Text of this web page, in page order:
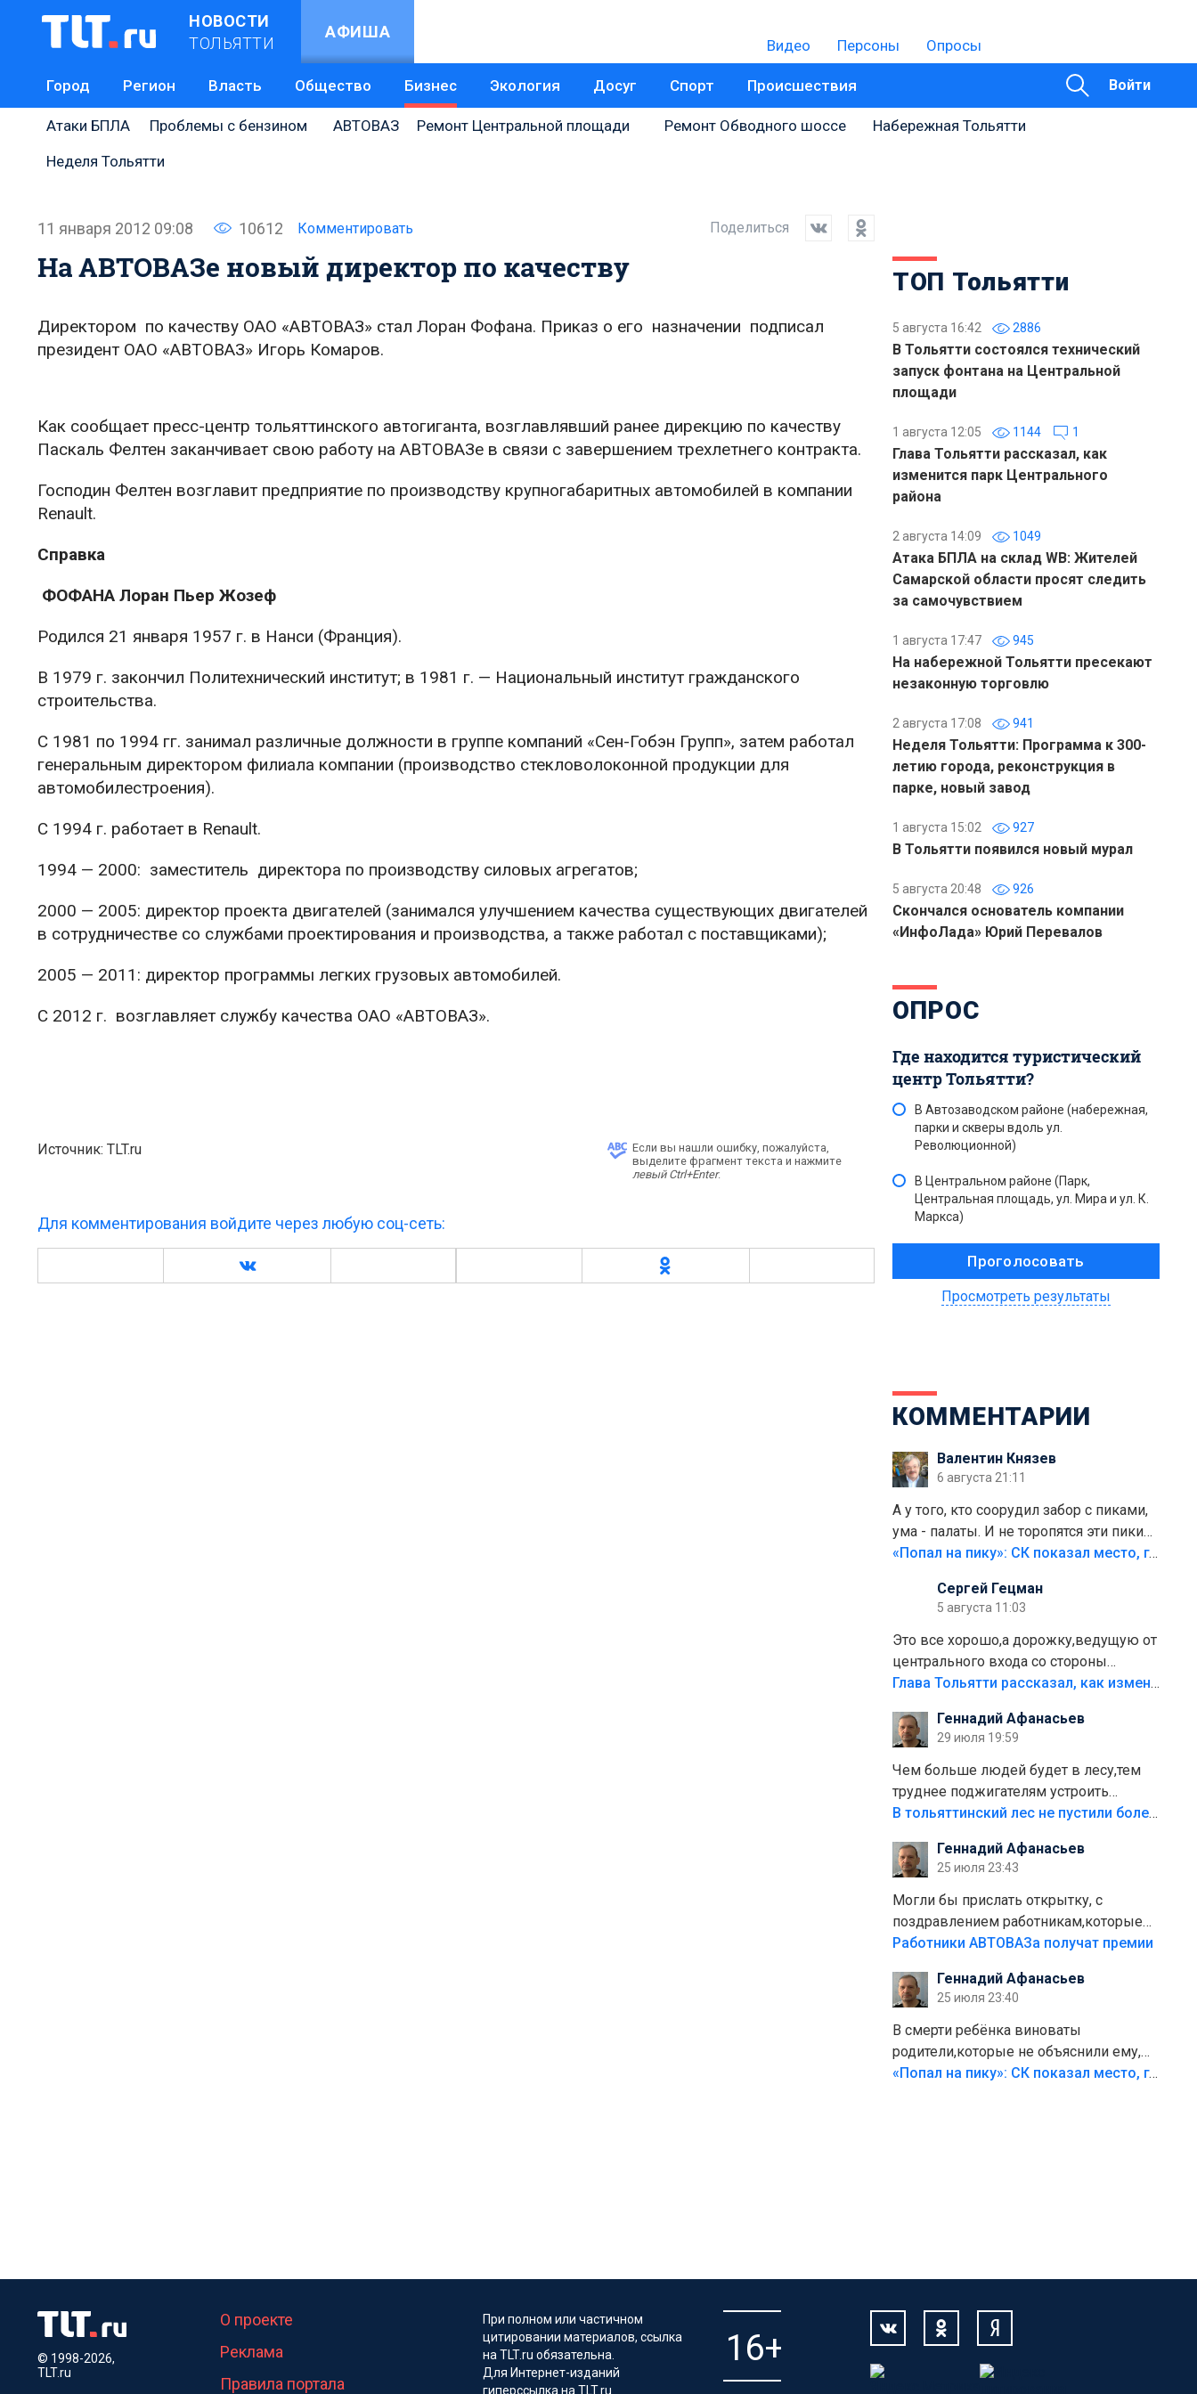
НОВОСТИ
ТОЛЬЯТТИ
АФИША
Видео Персоны Опросы
Город Регион Власть Общество Бизнес Экология Досуг Спорт Происшествия Войти
Атаки БПЛА Проблемы с бензином АВТОВАЗ Ремонт Центральной площади Ремонт Обводного шоссе
Набережная Тольятти
Неделя Тольятти
11 января 2012 09:08 10612 Комментировать Поделиться
На АВТОВАЗе новый директор по качеству
Директором по качеству ОАО «АВТОВАЗ» стал Лоран Фофана. Приказ о его назначении подписал
президент ОАО «АВТОВАЗ» Игорь Комаров.
Как сообщает пресс-центр тольяттинского автогиганта, возглавлявший ранее дирекцию по качеству
Паскаль Фелтен заканчивает свою работу на АВТОВАЗе в связи с завершением трехлетнего контракта.
Господин Фелтен возглавит предприятие по производству крупногабаритных автомобилей в компании
Renault.
Справка
ФОФАНА Лоран Пьер Жозеф
Родился 21 января 1957 г. в Нанси (Франция).
В 1979 г. закончил Политехнический институт; в 1981 г. — Национальный институт гражданского
строительства.
С 1981 по 1994 гг. занимал различные должности в группе компаний «Сен-Гобэн Групп», затем работал
генеральным директором филиала компании (производство стекловолоконной продукции для
автомобилестроения).
С 1994 г. работает в Renault.
1994 — 2000: заместитель директора по производству силовых агрегатов;
2000 — 2005: директор проекта двигателей (занимался улучшением качества существующих двигателей
в сотрудничестве со службами проектирования и производства, а также работал с поставщиками);
2005 — 2011: директор программы легких грузовых автомобилей.
С 2012 г. возглавляет службу качества ОАО «АВТОВАЗ».
Источник: TLT.ru
Если вы нашли ошибку, пожалуйста,
выделите фрагмент текста и нажмите
левый Ctrl+Enter.
Для комментирования войдите через любую соц-сеть:
ТОП Тольятти
5 августа 16:42 2886
В Тольятти состоялся технический
запуск фонтана на Центральной
площади
1 августа 12:05 1144 1
Глава Тольятти рассказал, как
изменится парк Центрального
района
2 августа 14:09 1049
Атака БПЛА на склад WB: Жителей
Самарской области просят следить
за самочувствием
1 августа 17:47 945
На набережной Тольятти пресекают
незаконную торговлю
2 августа 17:08 941
Неделя Тольятти: Программа к 300-
летию города, реконструкция в
парке, новый завод
1 августа 15:02 927
В Тольятти появился новый мурал
5 августа 20:48 926
Скончался основатель компании
«ИнфоЛада» Юрий Перевалов
ОПРОС
Где находится туристический
центр Тольятти?
В Автозаводском районе (набережная,
парки и скверы вдоль ул.
Революционной)
В Центральном районе (Парк,
Центральная площадь, ул. Мира и ул. К.
Маркса)
Просмотреть результаты
КОММЕНТАРИИ
Валентин Князев
6 августа 21:11
А у того, кто соорудил забор с пиками,
ума - палаты. И не торопятся эти пики
срезать
«Попал на пику»: СК показал место, где был смертельно травмирован ребенок в Тольятти
Сергей Гецман
5 августа 11:03
Это все хорошо,а дорожку,ведущую от
центрального входа со стороны
кафе"Мираж" к аттракционам слабо
плитки не хватило,т.к.осенью и зимой
лежала в парке и испортилась.Да
еще,видимо,часть украли.
Глава Тольятти рассказал, как изменится парк Центрального района
Геннадий Афанасьев
29 июля 19:59
Чем больше людей будет в лесу,тем
труднее поджигателям устроить
пожар.Тех кто разводит костры,тех
полно стоит,почему водители всё
равно едут в лес? Штрафы мизерные.
В тольяттинский лес не пустили более тысячи автомобилей
Геннадий Афанасьев
25 июля 23:43
Могли бы прислать открытку, с
поздравлением работникам,которые
больше сорока лет отработали на
Работники АВТОВАЗа получат премии
Геннадий Афанасьев
25 июля 23:40
В смерти ребёнка виноваты
родители,которые не объяснили ему,
что такое хорошо и что такое плохо!
«Попал на пику»: СК показал место, где был смертельно травмирован ребенок в Тольятти
© 1998-2026,
TLT.ru
О проекте
Реклама
Правила портала
При полном или частичном
цитировании материалов, ссылка
на TLT.ru обязательна.
Для Интернет-изданий
гиперссылка на TLT.ru